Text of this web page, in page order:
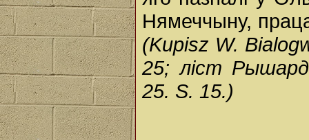
Нямеччыну,
(Kupisz W.
25; ліст
25. S. 15.)